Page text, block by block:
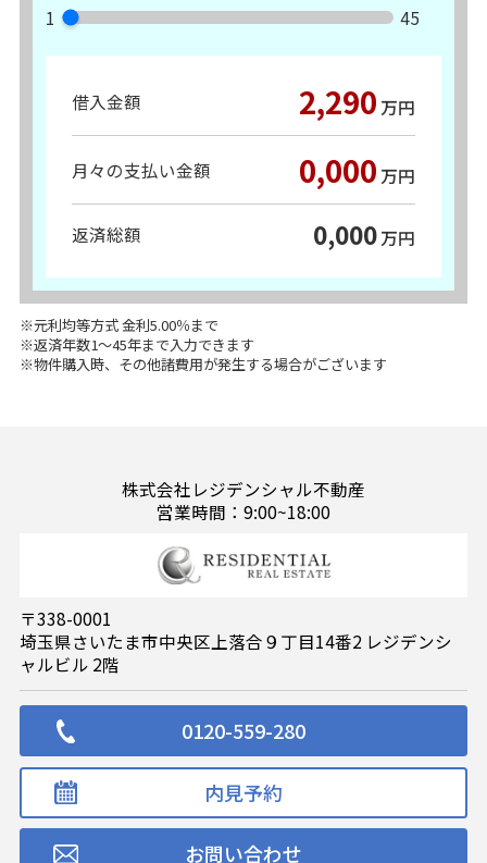
1 45
借入金額 2,290 万円
月々の支払い金額 0,000 万円
返済総額 0,000万円
※元利均等方式 金利5.00％まで
※返済年数1～45年まで入力できます
※物件購入時、その他諸費用が発生する場合がございます
株式会社レジデンシャル不動産
営業時間：9:00~18:00
〒338-0001
埼玉県さいたま市中央区上落合９丁目14番2 レジデンシ
ャルビル 2階
0120-559-280
内見予約
お問い合わせ